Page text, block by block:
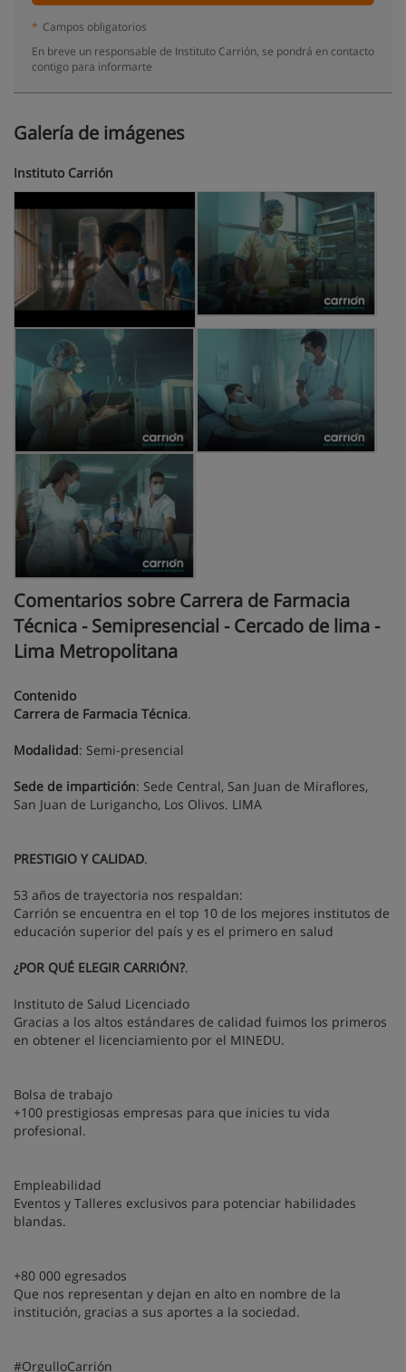
* Campos obligatorios
En breve un responsable de Instituto Carrión, se pondrá en contacto
contigo para informarte
Galería de imágenes
Instituto Carrión
Comentarios sobre Carrera de Farmacia
Técnica - Semipresencial - Cercado de lima -
Lima Metropolitana
Contenido
Carrera de Farmacia Técnica.
Modalidad: Semi-presencial
Sede de impartición: Sede Central, San Juan de Miraflores,
San Juan de Lurigancho, Los Olivos. LIMA
PRESTIGIO Y CALIDAD.
53 años de trayectoria nos respaldan:
Carrión se encuentra en el top 10 de los mejores institutos de
educación superior del país y es el primero en salud
¿POR QUÉ ELEGIR CARRIÓN?.
Instituto de Salud Licenciado
Gracias a los altos estándares de calidad fuimos los primeros
en obtener el licenciamiento por el MINEDU.
Bolsa de trabajo
+100 prestigiosas empresas para que inicies tu vida
profesional.
Empleabilidad
Eventos y Talleres exclusivos para potenciar habilidades
blandas.
+80 000 egresados
Que nos representan y dejan en alto en nombre de la
institución, gracias a sus aportes a la sociedad.
#OrgulloCarrión